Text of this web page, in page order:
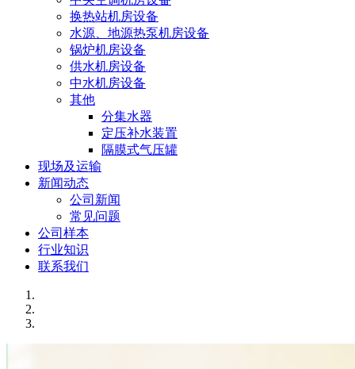
换热站机房设备
水源、地源热泵机房设备
锅炉机房设备
供水机房设备
中水机房设备
其他
分集水器
定压补水装置
隔膜式气压罐
现场及运输
新闻动态
公司新闻
常见问题
公司样本
行业知识
联系我们